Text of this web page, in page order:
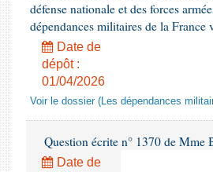
défense nationale et des forces
dépendances militaires de la France
Date de
dépôt :
01/04/2026
Voir le dossier (Les dépendances
Question écrite n° 1370 de Mme
Date de